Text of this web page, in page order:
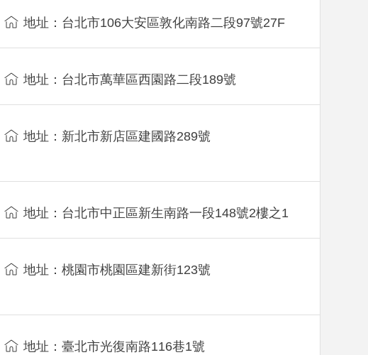
地址：台北市106大安區敦化南路二段97號27F
地址：台北市萬華區西園路二段189號
地址：新北市新店區建國路289號
地址：台北市中正區新生南路一段148號2樓之1
地址：桃園市桃園區建新街123號
地址：臺北市光復南路116巷1號